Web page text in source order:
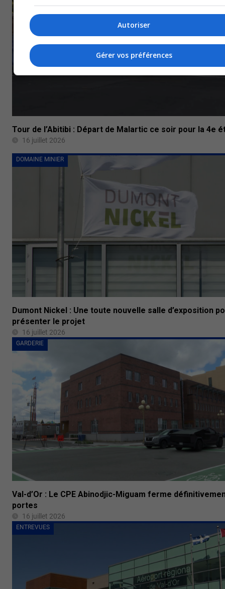
Tour de l’Abitibi : Départ de Malartic ce soir pour la 4e
16 juillet 2026
DOMAINE MINIER
Dumont Nickel : Une toute nouvelle salle d’exposition
présenter le projet
16 juillet 2026
GARDERIE
Val-d’Or : Le CPE Abinodjic-Miguam ferme
portes
16 juillet 2026
ENTREVUES
Autoriser
Gérer vos préférences